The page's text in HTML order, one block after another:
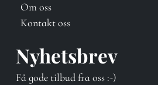
Om oss
Kontakt oss
Nyhetsbrev
Få gode tilbud fra oss :-)